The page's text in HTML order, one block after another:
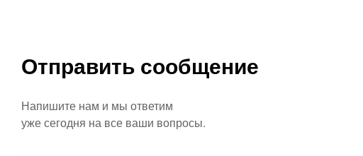
Отправить сообщение
Напишите нам и мы ответим
уже сегодня на все ваши вопросы.